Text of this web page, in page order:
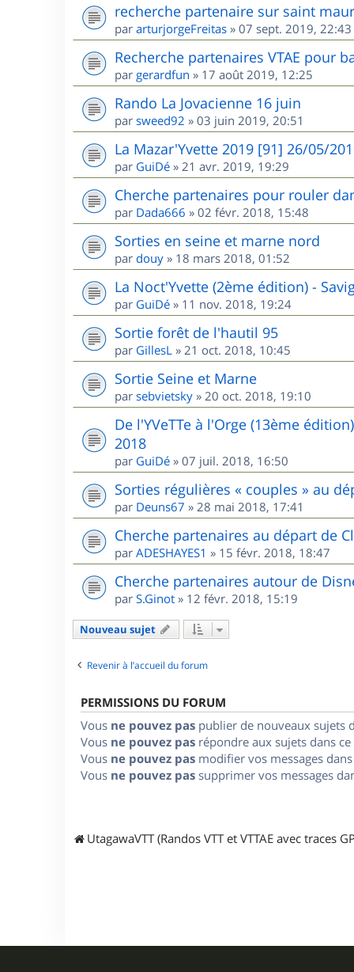
recherche partenaire sur saint
par arturjorgeFreitas » 07 sept. 2019, 22:43
Recherche partenaires VTAE pour
par gerardfun » 17 août 2019, 12:25
Rando La Jovacienne 16 juin
par sweed92 » 03 juin 2019, 20:51
La Mazar'Yvette 2019 [91] 26/05/
par GuiDé » 21 avr. 2019, 19:29
Cherche partenaires pour rouler
par Dada666 » 02 févr. 2018, 15:48
Sorties en seine et marne nord
par douy » 18 mars 2018, 01:52
La Noct'Yvette (2ème édition) -
par GuiDé » 11 nov. 2018, 19:24
Sortie forêt de l'hautil 95
par GillesL » 21 oct. 2018, 10:45
Sortie Seine et Marne
par sebvietsky » 20 oct. 2018, 19:10
De l'YVeTTe à l'Orge (13ème
2018
par GuiDé » 07 juil. 2018, 16:50
Sorties régulières « couples » au
par Deuns67 » 28 mai 2018, 17:41
Cherche partenaires au départ de
par ADESHAYES1 » 15 févr. 2018, 18:47
Cherche partenaires autour de
par S.Ginot » 12 févr. 2018, 15:19
Nouveau sujet
Revenir à l’accueil du forum
PERMISSIONS DU FORUM
Vous ne pouvez pas publier de nouveaux sujets
Vous ne pouvez pas répondre aux sujets dans
Vous ne pouvez pas modifier vos messages
Vous ne pouvez pas supprimer vos messages
UtagawaVTT (Randos VTT et VTTAE avec traces